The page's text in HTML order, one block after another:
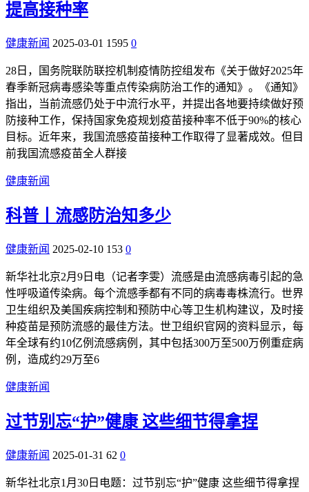
提高接种率
健康新闻 2025-03-01 1595 0
28日，国务院联防联控机制疫情防控组发布《关于做好2025年
春季新冠病毒感染等重点传染病防治工作的通知》。《通知》
指出，当前流感仍处于中流行水平，并提出各地要持续做好预
防接种工作，保持国家免疫规划疫苗接种率不低于90%的核心
目标。近年来，我国流感疫苗接种工作取得了显著成效。但目
前我国流感疫苗全人群接
健康新闻
科普丨流感防治知多少
健康新闻 2025-02-10 153 0
新华社北京2月9日电（记者李雯）流感是由流感病毒引起的急
性呼吸道传染病。每个流感季都有不同的病毒毒株流行。世界
卫生组织及美国疾病控制和预防中心等卫生机构建议，及时接
种疫苗是预防流感的最佳方法。世卫组织官网的资料显示，每
年全球有约10亿例流感病例，其中包括300万至500万例重症病
例，造成约29万至6
健康新闻
过节别忘“护”健康 这些细节得拿捏
健康新闻 2025-01-31 62 0
新华社北京1月30日电题：过节别忘“护”健康 这些细节得拿捏